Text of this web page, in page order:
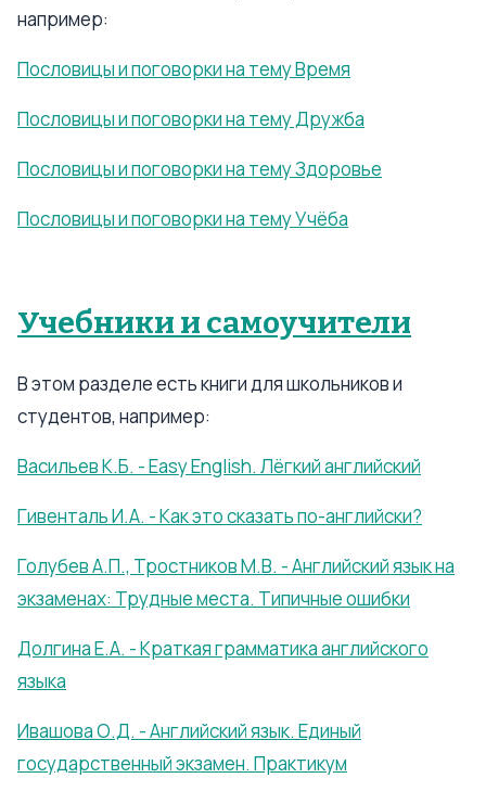
например:
Пословицы и поговорки на тему Время
Пословицы и поговорки на тему Дружба
Пословицы и поговорки на тему Здоровье
Пословицы и поговорки на тему Учёба
Учебники и самоучители
В этом разделе есть книги для школьников и
студентов, например:
Васильев К.Б. - Easy English. Лёгкий английский
Гивенталь И.А. - Как это сказать по-английски?
Голубев А.П., Тростников М.В. - Английский язык на
экзаменах: Трудные места. Типичные ошибки
Долгина Е.А. - Краткая грамматика английского
языка
Ивашова О.Д. - Английский язык. Единый
государственный экзамен. Практикум